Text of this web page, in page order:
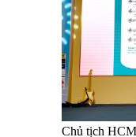
Chủ tịch